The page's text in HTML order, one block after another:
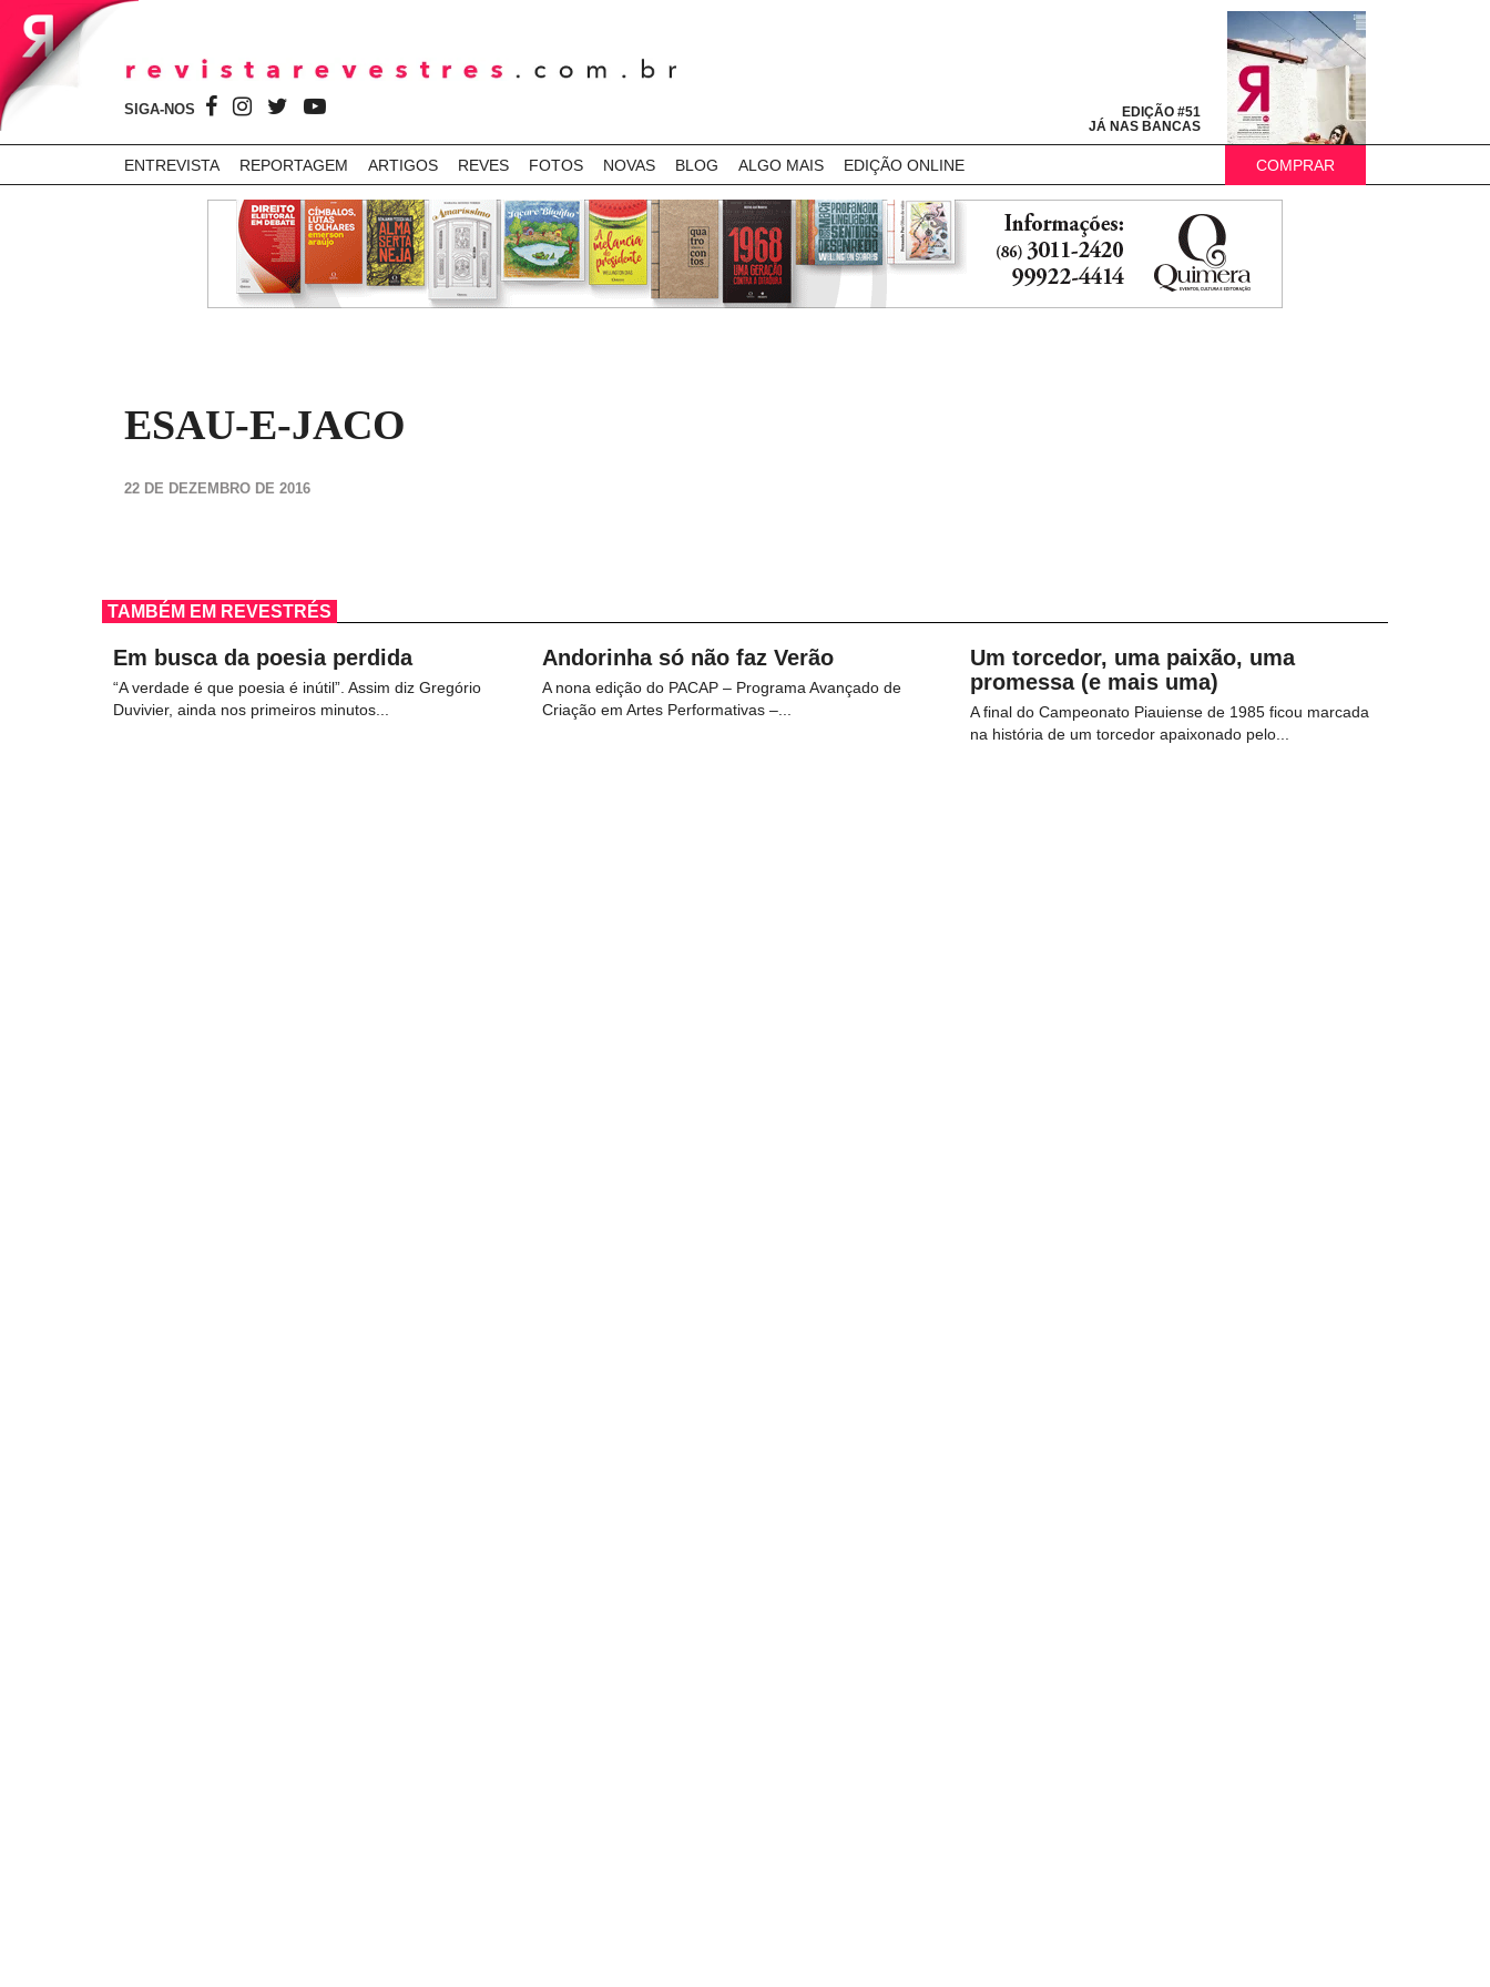
SIGA-NOS
EDIÇÃO #51
JÁ NAS BANCAS
ENTREVISTA REPORTAGEM ARTIGOS REVES FOTOS NOVAS BLOG ALGO MAIS EDIÇÃO ONLINE COMPRAR
ESAU-E-JACO
22 DE DEZEMBRO DE 2016
TAMBÉM EM REVESTRÉS
Em busca da poesia perdida
“A verdade é que poesia é inútil”. Assim diz Gregório
Duvivier, ainda nos primeiros minutos...
Andorinha só não faz Verão
A nona edição do PACAP – Programa Avançado de
Criação em Artes Performativas –...
Um torcedor, uma paixão, uma
promessa (e mais uma)
A final do Campeonato Piauiense de 1985 ficou marcada
na história de um torcedor apaixonado pelo...